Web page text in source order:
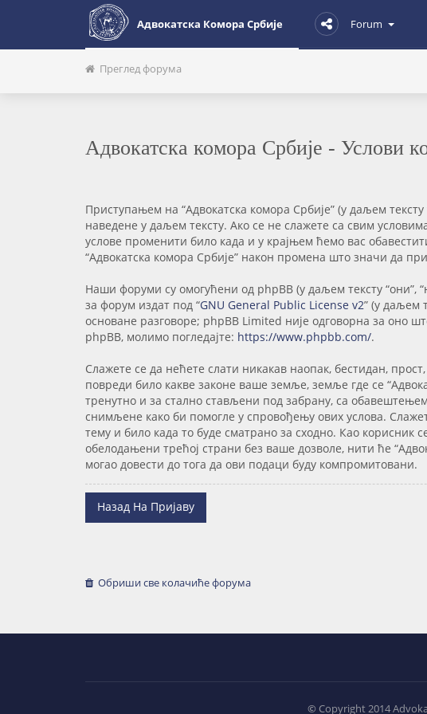
Адвокатска Комора Србије Forum
Преглед форума
Адвокатска комора Србије - Услови
Приступањем на “Адвокатска комора Србије” (у даљем
наведене у даљем тексту. Ако се не слажете са свим
услове променити било када и у крајњем ћемо вас
“Адвокатска комора Србије” након промена што значи да
Наши форуми су омогућени од phpBB (у даљем тексту “они”,
за форум издат под “GNU General Public License v2” (у даљем
основане разговоре; phpBB Limited није одговорна за оно
phpBB, молимо погледајте: https://www.phpbb.com/.
Слажете се да нећете слати никакав наопак, бестидан,
повреди било какве законе ваше земље, земље где се
тренутно и за стално стављени под забрану, са
снимљене како би помогле у спровођењу ових услова.
тему и било када то буде сматрано за сходно. Као корисник
обелодањени трећој страни без ваше дозволе, нити ће
могао довести до тога да ови подаци буду компромитовани.
Назад На Пријаву
Обриши све колачиће форума
© Copyright 2014